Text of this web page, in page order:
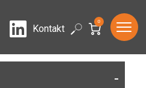
LinkedIn
Kontakt Search
0
-